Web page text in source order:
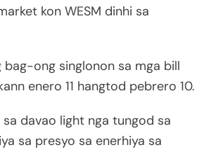
kon WESM dinhi sa
bag-ong singlonon sa mga bill
enero 11 hangtod pebrero 10.
sa davao light nga tungod sa
sa presyo sa enerhiya sa